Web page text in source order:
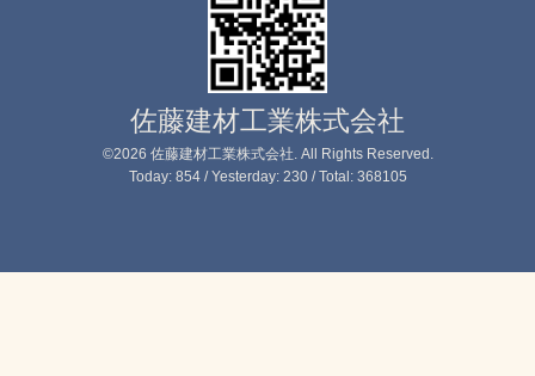
佐藤建材工業株式会社
©2026 佐藤建材工業株式会社 . All Rights Reserved.
Today: 854/ Yesterday: 230/ Total: 368105